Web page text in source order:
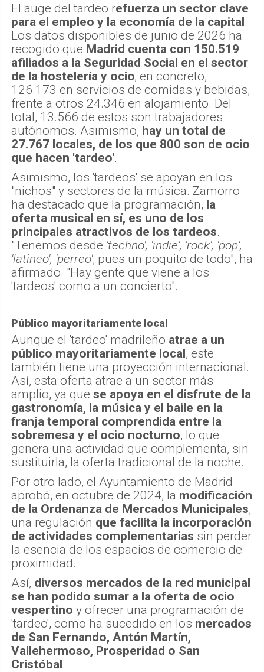
El auge del tardeo refuerza un sector clave
para el empleo y la economía de la capital.
Los datos disponibles de junio de 2026 ha
recogido que Madrid cuenta con 150.519
afiliados a la Seguridad Social en el sector
de la hostelería y ocio; en concreto,
126.173 en servicios de comidas y bebidas,
frente a otros 24.346 en alojamiento. Del
total, 13.566 de estos son trabajadores
autónomos. Asimismo, hay un total de
27.767 locales, de los que 800 son de ocio
que hacen 'tardeo'.
Asimismo, los 'tardeos' se apoyan en los
"nichos" y sectores de la música. Zamorro
ha destacado que la programación, la
oferta musical en sí, es uno de los
principales atractivos de los tardeos.
"Tenemos desde 'techno', 'indie', 'rock', 'pop',
'latineo', 'perreo', pues un poquito de todo", ha
afirmado. "Hay gente que viene a los
'tardeos' como a un concierto".
Público mayoritariamente local
Aunque el 'tardeo' madrileño atrae a un
público mayoritariamente local, este
también tiene una proyección internacional.
Así, esta oferta atrae a un sector más
amplio, ya que se apoya en el disfrute de la
gastronomía, la música y el baile en la
franja temporal comprendida entre la
sobremesa y el ocio nocturno, lo que
genera una actividad que complementa, sin
sustituirla, la oferta tradicional de la noche.
Por otro lado, el Ayuntamiento de Madrid
aprobó, en octubre de 2024, la modificación
de la Ordenanza de Mercados Municipales,
una regulación que facilita la incorporación
de actividades complementarias sin perder
la esencia de los espacios de comercio de
proximidad.
Así, diversos mercados de la red municipal
se han podido sumar a la oferta de ocio
vespertino y ofrecer una programación de
'tardeo', como ha sucedido en los mercados
de San Fernando, Antón Martín,
Vallehermoso, Prosperidad o San
Cristóbal.